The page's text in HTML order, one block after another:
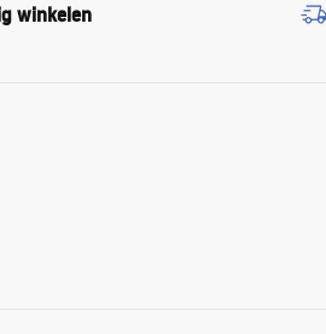
winkelen